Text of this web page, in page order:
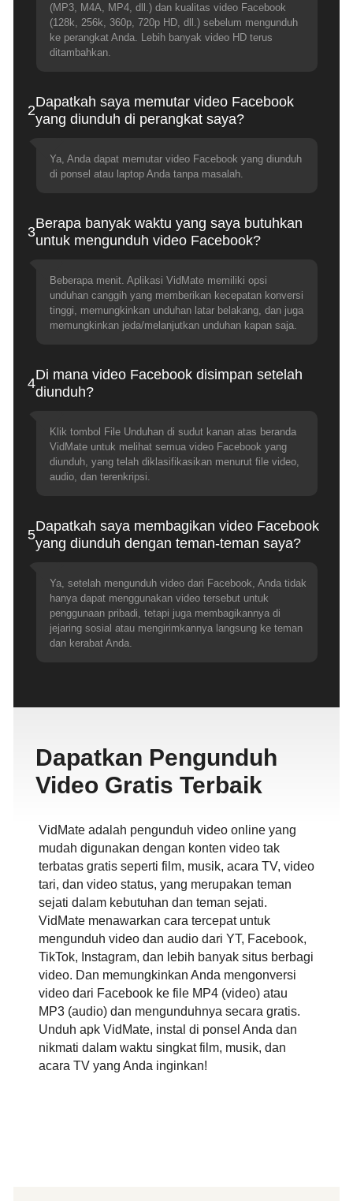
(MP3, M4A, MP4, dll.) dan kualitas video Facebook
(128k, 256k, 360p, 720p HD, dll.) sebelum mengunduh
ke perangkat Anda. Lebih banyak video HD terus
ditambahkan.
2
Dapatkah saya memutar video Facebook
yang diunduh di perangkat saya?
Ya, Anda dapat memutar video Facebook yang diunduh
di ponsel atau laptop Anda tanpa masalah.
3
Berapa banyak waktu yang saya butuhkan
untuk mengunduh video Facebook?
Beberapa menit. Aplikasi VidMate memiliki opsi
unduhan canggih yang memberikan kecepatan konversi
tinggi, memungkinkan unduhan latar belakang, dan juga
memungkinkan jeda/melanjutkan unduhan kapan saja.
4
Di mana video Facebook disimpan setelah
diunduh?
Klik tombol File Unduhan di sudut kanan atas beranda
VidMate untuk melihat semua video Facebook yang
diunduh, yang telah diklasifikasikan menurut file video,
audio, dan terenkripsi.
5
Dapatkah saya membagikan video Facebook
yang diunduh dengan teman-teman saya?
Ya, setelah mengunduh video dari Facebook, Anda tidak
hanya dapat menggunakan video tersebut untuk
penggunaan pribadi, tetapi juga membagikannya di
jejaring sosial atau mengirimkannya langsung ke teman
dan kerabat Anda.
Dapatkan Pengunduh
Video Gratis Terbaik
VidMate adalah pengunduh video online yang
mudah digunakan dengan konten video tak
terbatas gratis seperti film, musik, acara TV, video
tari, dan video status, yang merupakan teman
sejati dalam kebutuhan dan teman sejati.
VidMate menawarkan cara tercepat untuk
mengunduh video dan audio dari YT, Facebook,
TikTok, Instagram, dan lebih banyak situs berbagi
video. Dan memungkinkan Anda mengonversi
video dari Facebook ke file MP4 (video) atau
MP3 (audio) dan mengunduhnya secara gratis.
Unduh apk VidMate, instal di ponsel Anda dan
nikmati dalam waktu singkat film, musik, dan
acara TV yang Anda inginkan!